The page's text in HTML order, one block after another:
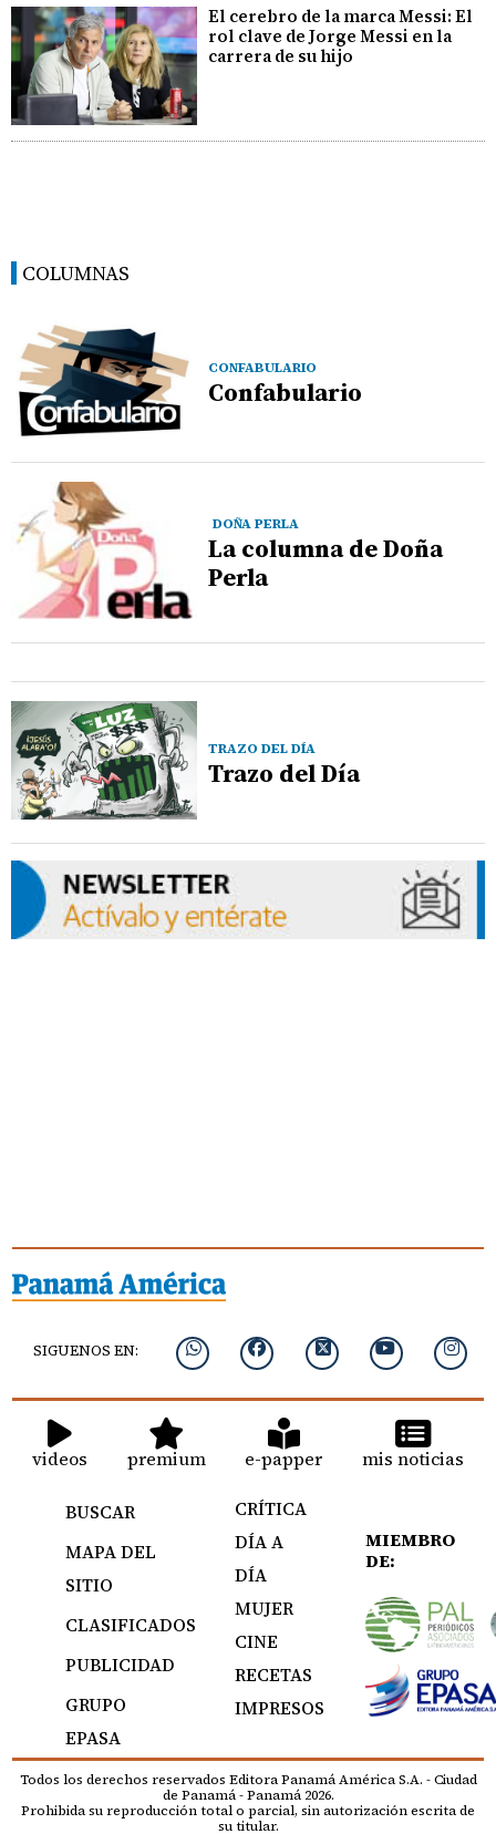
El cerebro de la marca Messi: El
rol clave de Jorge Messi en la
carrera de su hijo
COLUMNAS
CONFABULARIO
Confabulario
DOÑA PERLA
La columna de Doña
Perla
TRAZO DEL DÍA
Trazo del Día
SIGUENOS EN:
videos premium e-papper mis noticias
BUSCAR
MAPA DEL
SITIO
CLASIFICADOS
PUBLICIDAD
GRUPO
EPASA
CRÍTICA
DÍA A
DÍA
MUJER
CINE
RECETAS
IMPRESOS
MIEMBRO
DE:
Todos los derechos reservados Editora Panamá América S.A. - Ciudad
de Panamá - Panamá 2026.
Prohibida su reproducción total o parcial, sin autorización escrita de
su titular.